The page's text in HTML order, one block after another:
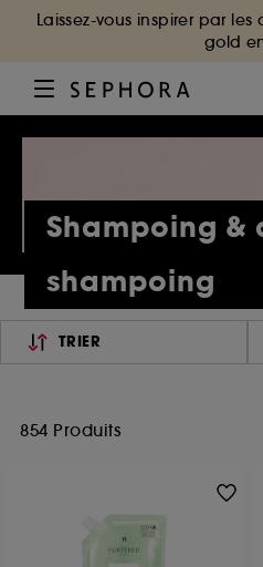
Laissez-vous inspirer par
gold
Shampoing &
shampoing
TRIER
854 Produits